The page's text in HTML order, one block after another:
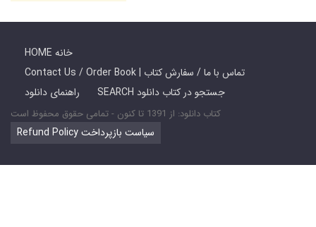
HOME خانه
Contact Us / Order Book | تماس با ما / سفارش کتاب
راهنمای دانلود
SEARCH جستجو در کتاب دانلود
کتاب دانلود: از 1391 تا کنون - تمامی حقوق محفوظ است
Refund Policy سیاست بازپرداخت